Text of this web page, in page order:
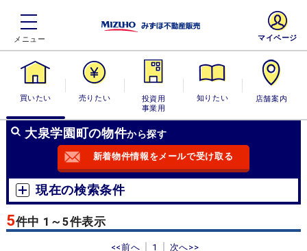
買いたい 売りたい
投資用・事業
用
知りたい 店舗案内
マイページ
大泉学園町の物件から探す
新着物件情報をメールで受け取る
現在の検索条件
5件中 1～5件表示
<<前へ 1 次へ>>